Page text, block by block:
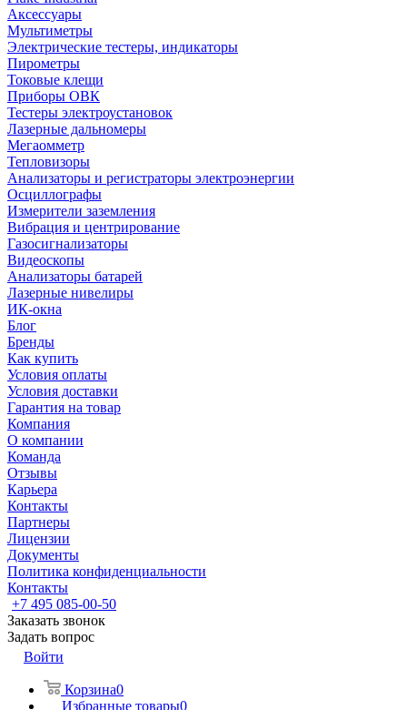
Аксессуары
Мультиметры
Электрические тестеры, индикаторы
Пирометры
Токовые клещи
Приборы ОВК
Тестеры электроустановок
Лазерные дальномеры
Мегаомметр
Тепловизоры
Анализаторы и регистраторы электроэнергии
Осциллографы
Измерители заземления
Вибрация и центрирование
Газосигнализаторы
Видеоскопы
Анализаторы батарей
Лазерные нивелиры
ИК-окна
Блог
Бренды
Как купить
Условия оплаты
Условия доставки
Гарантия на товар
Компания
О компании
Команда
Отзывы
Карьера
Контакты
Партнеры
Лицензии
Документы
Политика конфиденциальности
Контакты
+7 495 085-00-50
Заказать звонок
Задать вопрос
Войти
Корзина0
Избранные товары0